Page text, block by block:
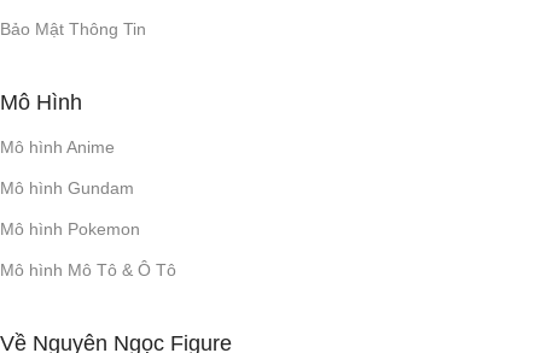
Bảo Mật Thông Tin
Mô Hình
Mô hình Anime
Mô hình Gundam
Mô hình Pokemon
Mô hình Mô Tô & Ô Tô
Về Nguyên Ngọc Figure